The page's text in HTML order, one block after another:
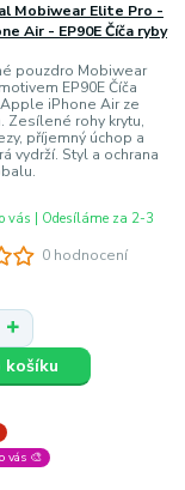
0 hodnocení
Mobiwear Elite Pro -
Air - EP90E Číča ryby
pouzdro Mobiwear
EP90E Číča
iPhone Air ze
Zesílené rohy krytu,
příjemný úchop a
vydrží. Styl a ochrana
vás | Odesíláme za 2-3
košíku
vás 🎨